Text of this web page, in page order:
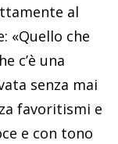
al
«Quello che
c’è una
senza mai
favoritismi e
e con tono